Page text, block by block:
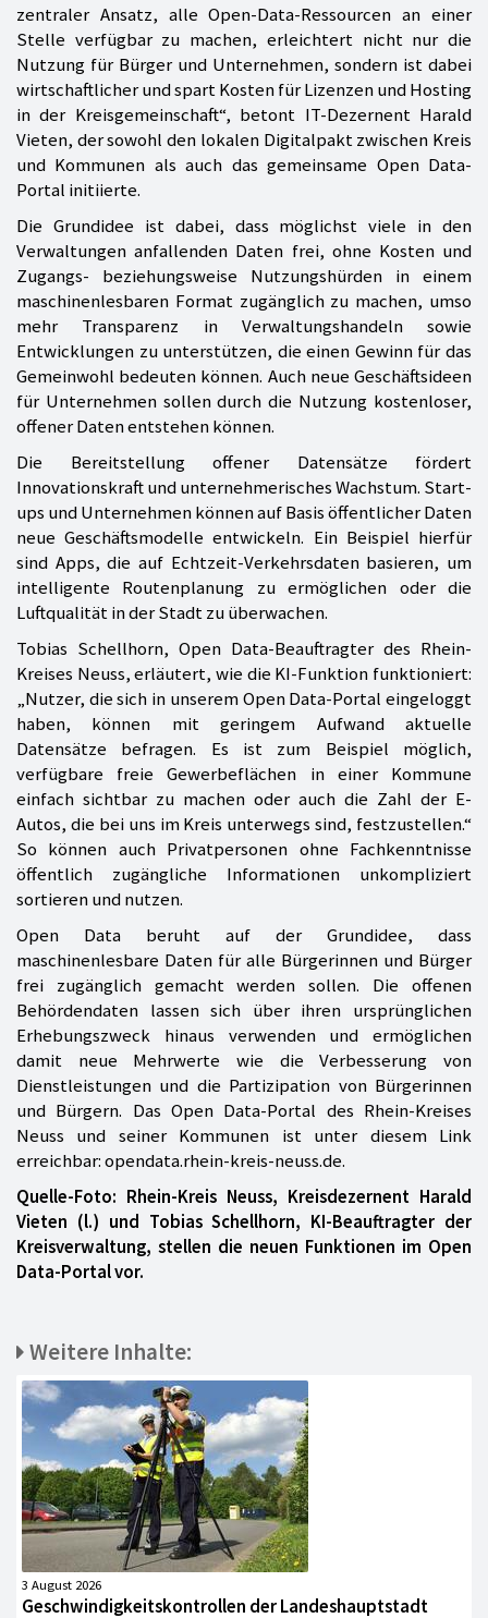
zentraler Ansatz, alle Open-Data-Ressourcen an einer
Stelle verfügbar zu machen, erleichtert nicht nur die
Nutzung für Bürger und Unternehmen, sondern ist dabei
wirtschaftlicher und spart Kosten für Lizenzen und Hosting
in der Kreisgemeinschaft“, betont IT-Dezernent Harald
Vieten, der sowohl den lokalen Digitalpakt zwischen Kreis
und Kommunen als auch das gemeinsame Open Data-
Portal initiierte.
Die Grundidee ist dabei, dass möglichst viele in den
Verwaltungen anfallenden Daten frei, ohne Kosten und
Zugangs- beziehungsweise Nutzungshürden in einem
maschinenlesbaren Format zugänglich zu machen, umso
mehr Transparenz in Verwaltungshandeln sowie
Entwicklungen zu unterstützen, die einen Gewinn für das
Gemeinwohl bedeuten können. Auch neue Geschäftsideen
für Unternehmen sollen durch die Nutzung kostenloser,
offener Daten entstehen können.
Die Bereitstellung offener Datensätze fördert
Innovationskraft und unternehmerisches Wachstum. Start-
ups und Unternehmen können auf Basis öffentlicher Daten
neue Geschäftsmodelle entwickeln. Ein Beispiel hierfür
sind Apps, die auf Echtzeit-Verkehrsdaten basieren, um
intelligente Routenplanung zu ermöglichen oder die
Luftqualität in der Stadt zu überwachen.
Tobias Schellhorn, Open Data-Beauftragter des Rhein-
Kreises Neuss, erläutert, wie die KI-Funktion funktioniert:
„Nutzer, die sich in unserem Open Data-Portal eingeloggt
haben, können mit geringem Aufwand aktuelle
Datensätze befragen. Es ist zum Beispiel möglich,
verfügbare freie Gewerbeflächen in einer Kommune
einfach sichtbar zu machen oder auch die Zahl der E-
Autos, die bei uns im Kreis unterwegs sind, festzustellen.“
So können auch Privatpersonen ohne Fachkenntnisse
öffentlich zugängliche Informationen unkompliziert
sortieren und nutzen.
Open Data beruht auf der Grundidee, dass
maschinenlesbare Daten für alle Bürgerinnen und Bürger
frei zugänglich gemacht werden sollen. Die offenen
Behördendaten lassen sich über ihren ursprünglichen
Erhebungszweck hinaus verwenden und ermöglichen
damit neue Mehrwerte wie die Verbesserung von
Dienstleistungen und die Partizipation von Bürgerinnen
und Bürgern. Das Open Data-Portal des Rhein-Kreises
Neuss und seiner Kommunen ist unter diesem Link
erreichbar: opendata.rhein-kreis-neuss.de.
Quelle-Foto: Rhein-Kreis Neuss, Kreisdezernent Harald
Vieten (l.) und Tobias Schellhorn, KI-Beauftragter der
Kreisverwaltung, stellen die neuen Funktionen im Open
Data-Portal vor.
Weitere Inhalte:
3 August 2026
Geschwindigkeitskontrollen der Landeshauptstadt